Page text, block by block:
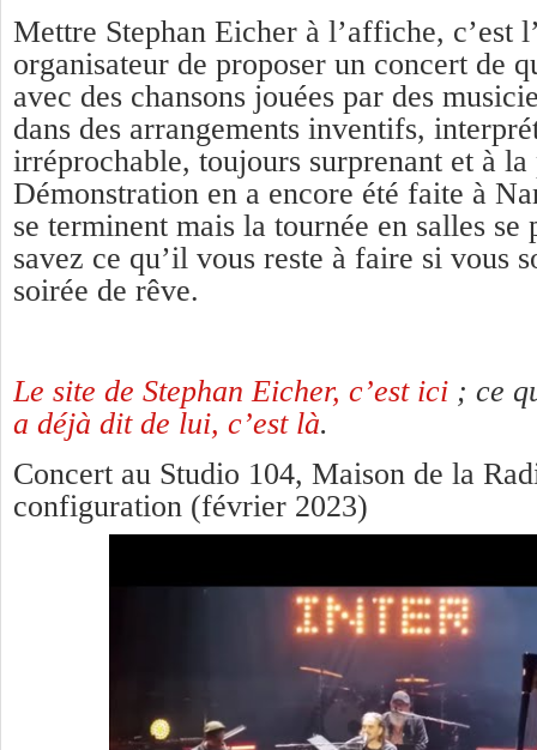
Mettre Stephan Eicher à l’affiche, c’est
organisateur de proposer un concert de
avec des chansons jouées par des
dans des arrangements inventifs,
irréprochable, toujours surprenant et à
Démonstration en a encore été faite à
se terminent mais la tournée en salles se
savez ce qu’il vous reste à faire si vous
soirée de rêve.
Le site de Stephan Eicher, c’est ici ; ce
a déjà dit de lui, c’est là.
Concert au Studio 104, Maison de la
configuration (février 2023)